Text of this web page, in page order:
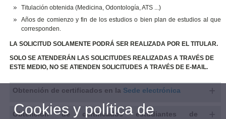
Titulación obtenida (Medicina, Odontología, ATS ...)
Años de comienzo y fin de los estudios o bien plan de estudios al que
corresponden.
LA SOLICITUD SOLAMENTE PODRÁ SER REALIZADA POR EL TITULAR.
SOLO SE ATENDERÁN LAS SOLICITUDES REALIZADAS A TRAVÉS DE
ESTE MEDIO, NO SE ATIENDEN SOLICITUDES A TRAVÉS DE E-MAIL.
Obtención de certificados en la Sede electrónica
Obtención de certificados estudiantes de
Cookies y política de